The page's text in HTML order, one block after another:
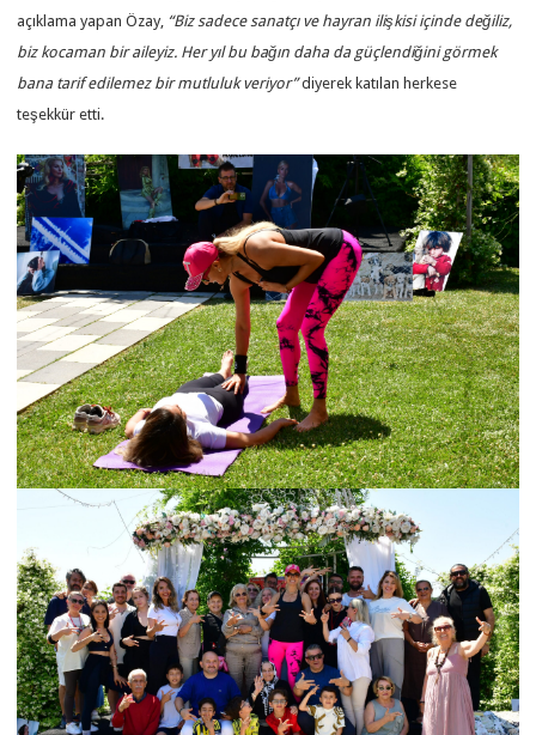
açıklama yapan Özay, “Biz sadece sanatçı ve hayran ilişkisi içinde değiliz,
biz kocaman bir aileyiz. Her yıl bu bağın daha da güçlendiğini görmek
bana tarif edilemez bir mutluluk veriyor”diyerek katılan herkese
teşekkür etti.